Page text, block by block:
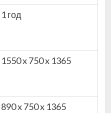
1 год
1550 x 750 x 1365
890 x 750 x 1365